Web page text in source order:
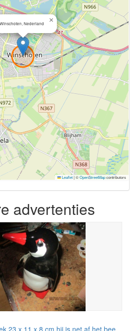
Winschoten, Nederland ×
Leaflet|©OpenStreetMapcontributors
advertenties
23 x 11 x 8 cm hij is net af het bee